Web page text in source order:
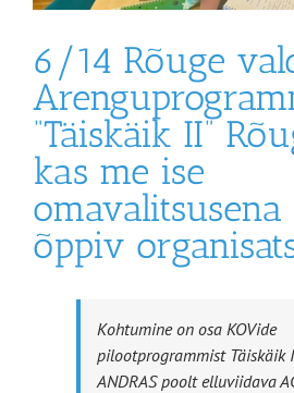
6/14 Rõuge
“Täiskäik II”
kas me ise
omavalitsusena
õppiv
Kohtumine on osa KOVide
pilootprogrammist Täiskäik
ANDRAS poolt elluviidava